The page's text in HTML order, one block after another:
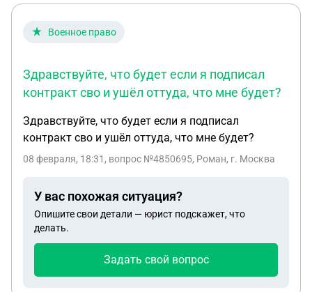
Военное право
Здравствуйте, что будет если я подписал
контракт сво и ушёл оттуда, что мне будет?
Здравствуйте, что будет если я подписал
контракт сво и ушёл оттуда, что мне будет?
08 февраля, 18:31 , вопрос №4850695, Роман, г. Москва
У вас похожая ситуация?
Опишите свои детали — юрист подскажет, что
делать.
Задать свой вопрос